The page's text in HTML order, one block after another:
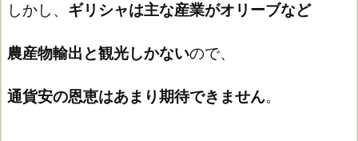
しかし、 ギリシャは主な産業がオリーブなど
農産物輸出と観光しかないので、
通貨安の恩恵はあまり期待できません。